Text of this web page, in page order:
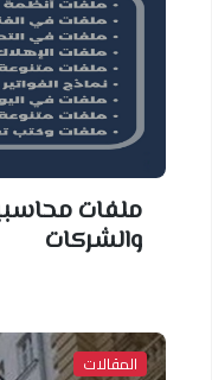
ملفات
والشركات
المقالات